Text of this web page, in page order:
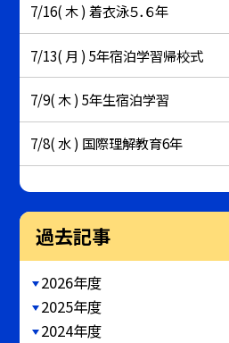
7/16( 木 ) 着衣泳５．６年
7/13( 月 ) 5年宿泊学習帰校式
7/9( 木 ) 5年生宿泊学習
7/8( 水 ) 国際理解教育6年
過去記事
2026年度
2025年度
2024年度